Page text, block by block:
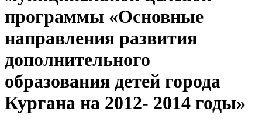
программы «Основные
направления развития
дополнительного
образования детей города
Кургана на 2012- 2014 годы»